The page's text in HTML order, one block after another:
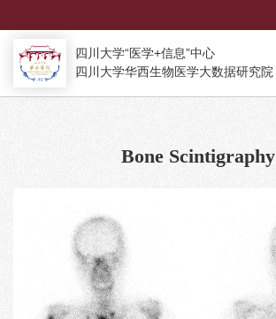
四川大学“医学+信息”中心
四川大学华西生物医学大数据研究院
Bone Scintigraphy